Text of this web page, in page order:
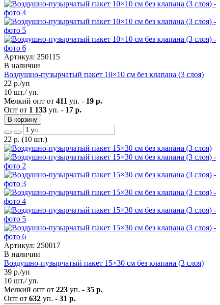
Артикул: 250115
В наличии
Воздушно-пузырчатый пакет 10×10 см без клапана (3 слоя)
22 р./уп
10 шт./ уп.
Мелкий опт от 411 уп. - 19 р.
Опт от 1 133 уп. - 17 р.
В корзину
22 р. (10 шт.)
Артикул: 250017
В наличии
Воздушно-пузырчатый пакет 15×30 см без клапана (3 слоя)
39 р./уп
10 шт./ уп.
Мелкий опт от 223 уп. - 35 р.
Опт от 632 уп. - 31 р.